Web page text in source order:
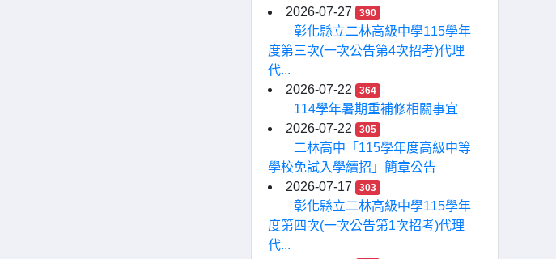
2026-07-27
390
彰化縣立二林高級中學115學年
度第三次(一次公告第4次招考)代理
代...
2026-07-22
364
114學年暑期重補修相關事宜
2026-07-22
305
二林高中「115學年度高級中等
學校免試入學續招」簡章公告
2026-07-17
303
彰化縣立二林高級中學115學年
度第四次(一次公告第1次招考)代理
代...